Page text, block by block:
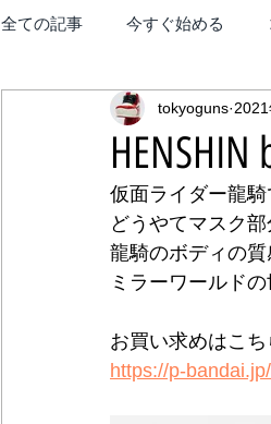
全ての記事 今すぐ始める
tokyoguns
仮面ライダー龍騎
どうやてマスク
龍騎のボディの質
ミラーワールド
お買い求めはこち
https://p-